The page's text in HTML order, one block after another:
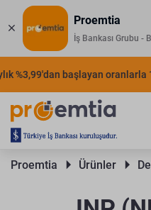
Proemtia
İş Bankası Grubu -
başlayan oranlarla
Proemtia Ürünler